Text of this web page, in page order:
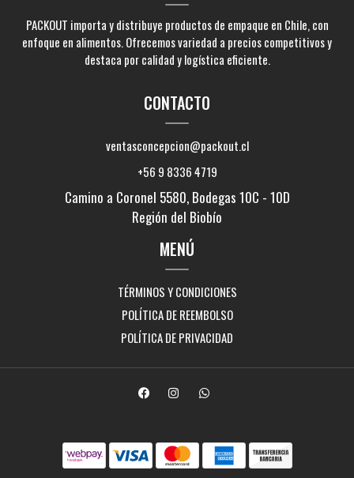
PACKOUT importa y distribuye productos de empaque en Chile, con
enfoque en alimentos. Ofrecemos variedad a precios competitivos y
destaca por calidad y logística eficiente.
CONTACTO
ventasconcepcion@packout.cl
+56 9 8336 4719
Camino a Coronel 5580, Bodegas 10C - 10D
Región del Biobío
MENÚ
TÉRMINOS Y CONDICIONES
POLÍTICA DE REEMBOLSO
POLÍTICA DE PRIVACIDAD